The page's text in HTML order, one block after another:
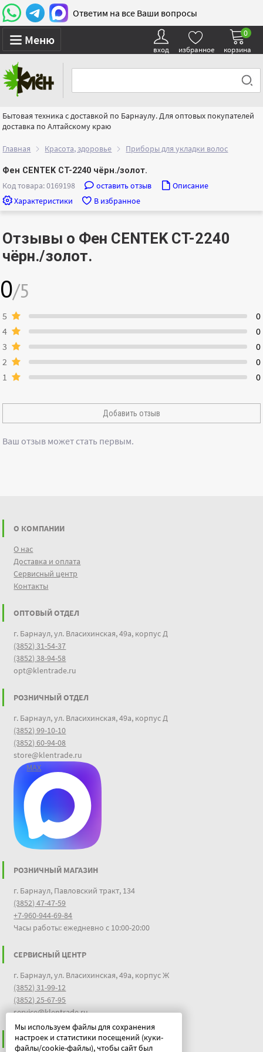
Ответим на все Ваши вопросы
Меню
вход избранное корзина
0
Бытовая техника с доставкой по Барнаулу. Для оптовых покупателей
доставка по Алтайскому краю
Главная Красота, здоровье Приборы для укладки волос
Фен CENTEK CT-2240 чёрн./золот.
Код товара: 0169198 оставить отзыв
Описание
Характеристики
В избранное
Отзывы о Фен CENTEK CT-2240
чёрн./золот.
Ваш отзыв может стать первым.
0/5
5
0
4
0
3
0
2
0
1
0
Добавить отзыв
Мы используем файлы для сохранения
настроек и статистики посещений (куки-
файлы/cookie-файлы), чтобы сайт был
О КОМПАНИИ
О нас
Доставка и оплата
Сервисный центр
Контакты
ОПТОВЫЙ ОТДЕЛ
г. Барнаул, ул. Власихинская, 49а, корпус Д
(3852) 31-54-37
(3852) 38-94-58
opt@klentrade.ru
РОЗНИЧНЫЙ ОТДЕЛ
г. Барнаул, ул. Власихинская, 49а, корпус Д
(3852) 99-10-10
(3852) 60-94-08
store@klentrade.ru
MAX
РОЗНИЧНЫЙ МАГАЗИН
г. Барнаул, Павловский тракт, 134
(3852) 47-47-59
+7-960-944-69-84
Часы работы: ежедневно с 10:00-20:00
СЕРВИСНЫЙ ЦЕНТР
г. Барнаул, ул. Власихинская, 49а, корпус Ж
(3852) 31-99-12
(3852) 25-67-95
service@klentrade.ru
ИНФОРМАЦИЯ